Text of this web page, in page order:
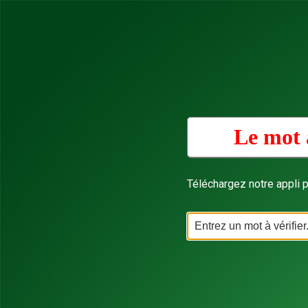
Le mot
Téléchargez notre appli